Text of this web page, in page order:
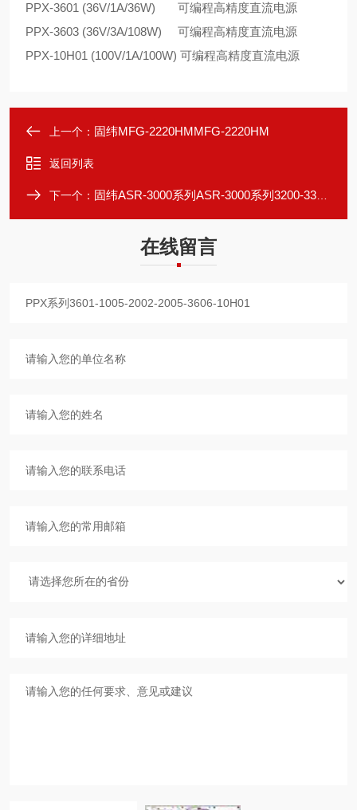
PPX-3601 (36V/1A/36W) 可编程高精度直流电源
PPX-3603 (36V/3A/108W) 可编程高精度直流电源
PPX-10H01 (100V/1A/100W) 可编程高精度直流电源
上一个： 固纬MFG-2220HMMFG-2220HM
返回列表
下一个： 固纬ASR-3000系列ASR-3000系列3200-3300-3400-3400HF
在线留言